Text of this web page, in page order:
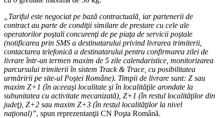
„Tariful este negociat pe bază contractuală, iar partenerii de
contract au parte de condiţii similare de prestare cu cele ale
operatorilor poştali concurenţi de pe piaţa de servicii poştale
(notificarea prin SMS a destinatarului privind livrarea trimiterii,
contactarea telefonică a destinatarului pentru confirmarea zilei de
livrare într-un termen maxim de 5 zile calendaristice, monitorizarea
parcursului trimiterii în sistem Track & Trace, cu posibilitatea
urmăririi pe site-ul Poştei Române). Timpii de livrare sunt: Z sau
maxim Z+1 (în aceeaşi localitate şi în localităţile arondate la
subunitatea cu activitate mecanizată), Z+1 (în restul localităţilor din
judeţ), Z+2 sau maxim Z+3 (în restul localităţilor la nivel
naţional)”, spun reprezentanţii CN Poşta Română.